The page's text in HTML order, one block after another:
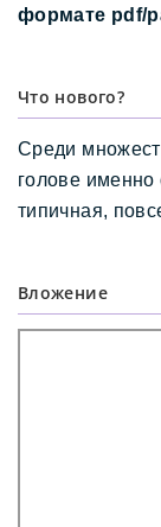
формате pdf/
Что нового?
Среди
голове именно
типичная,
Вложение